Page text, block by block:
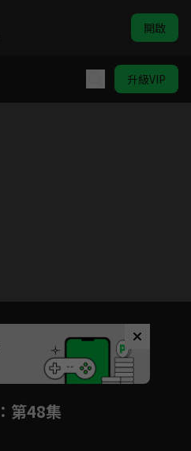
開啟
升級VIP
：第48集